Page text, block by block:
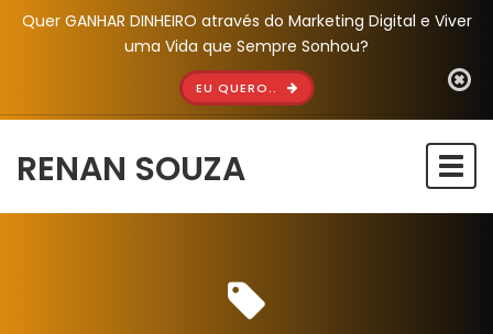
Quer GANHAR DINHEIRO através do Marketing Digital e Viver
uma Vida que Sempre Sonhou?
EU QUERO..
RENAN SOUZA